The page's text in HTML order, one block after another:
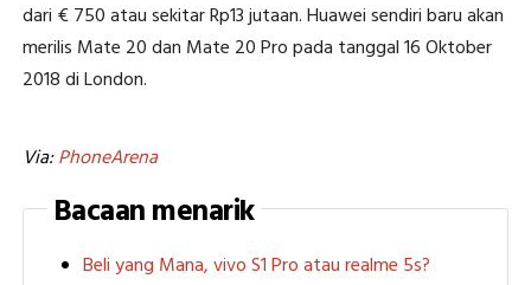
dari € 750 atau sekitar Rp13 jutaan. Huawei sendiri baru akan
merilis Mate 20 dan Mate 20 Pro pada tanggal 16 Oktober
2018 di London.
Via:PhoneArena
Bacaan menarik
Beli yang Mana, vivo S1 Pro atau realme 5s?